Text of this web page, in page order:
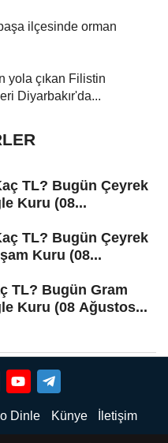
ilçesinde orman
yola çıkan Filistin
Diyarbakır'da...
TL? Bugün Çeyrek
Kuru (08...
TL? Bugün Çeyrek
Kuru (08...
TL? Bugün Gram
Kuru (08 Ağustos...
Dinle Künye İletişim